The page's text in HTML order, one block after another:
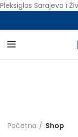
Pleksiglas Sarajevo i
Početna Shop